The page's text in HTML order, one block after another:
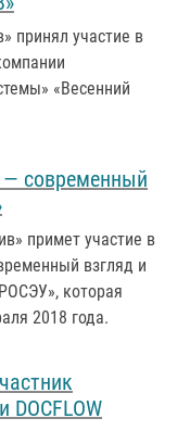
принял участие в
«Весенний
современный
примет участие в
взгляд и
которая
2018 года.